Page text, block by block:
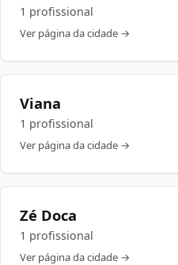
1 profissional
Ver página da cidade →
Viana
1 profissional
Ver página da cidade →
Zé Doca
1 profissional
Ver página da cidade →